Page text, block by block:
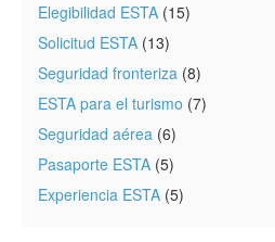
Elegibilidad ESTA (15)
Solicitud ESTA (13)
Seguridad fronteriza (8)
ESTA para el turismo (7)
Seguridad aérea (6)
Pasaporte ESTA (5)
Experiencia ESTA (5)